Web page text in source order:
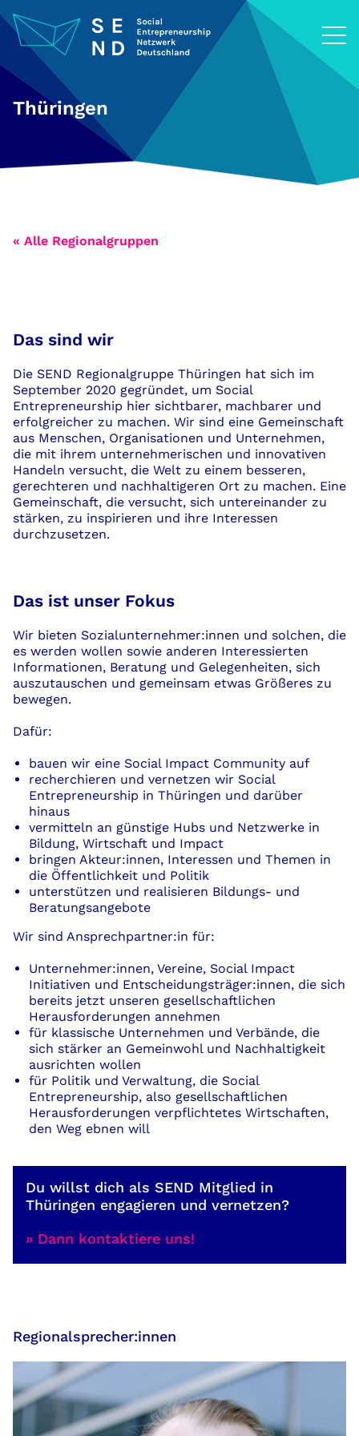
Inhalt
springen
Thüringen
« Alle Regionalgruppen
Das sind wir
Die SEND Regionalgruppe Thüringen hat sich im
September 2020 gegründet, um Social
Entrepreneurship hier sichtbarer, machbarer und
erfolgreicher zu machen. Wir sind eine Gemeinschaft
aus Menschen, Organisationen und Unternehmen,
die mit ihrem unternehmerischen und innovativen
Handeln versucht, die Welt zu einem besseren,
gerechteren und nachhaltigeren Ort zu machen. Eine
Gemeinschaft, die versucht, sich untereinander zu
stärken, zu inspirieren und ihre Interessen
durchzusetzen.
Das ist unser Fokus
Wir bieten Sozialunternehmer:innen und solchen, die
es werden wollen sowie anderen Interessierten
Informationen, Beratung und Gelegenheiten, sich
auszutauschen und gemeinsam etwas Größeres zu
bewegen.
Dafür:
bauen wir eine SocialImpact Community auf
recherchieren und vernetzen wir Social
Entrepreneurship in Thüringen und darüber
hinaus
vermitteln an günstige Hubs und Netzwerke in
Bildung, Wirtschaft und Impact
bringen Akteur:innen, Interessen und Themen in
die Öffentlichkeit und Politik
unterstützen und realisieren Bildungs- und
Beratungsangebote
Wir sind Ansprechpartner:in für:
Unternehmer:innen, Vereine, SocialImpact
Initiativen und Entscheidungsträger:innen, die sich
bereits jetzt unseren gesellschaftlichen
Herausforderungen annehmen
für klassische Unternehmen und Verbände, die
sich stärker an Gemeinwohl und Nachhaltigkeit
ausrichten wollen
für Politik und Verwaltung, die Social
Entrepreneurship, also gesellschaftlichen
Herausforderungen verpflichtetes Wirtschaften,
den Weg ebnen will
Du willst dich als SEND Mitglied in
Thüringen engagieren und vernetzen?
» Dann kontaktiere uns!
Regionalsprecher:innen